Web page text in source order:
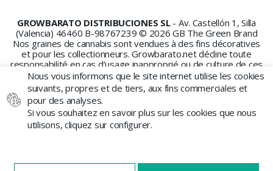
GROWBARATO DISTRIBUCIONES SL - Av. Castellón 1, Silla
(Valencia) 46460 B-98767239 © 2026 GB The Green Brand
Nos graines de cannabis sont vendues à des fins décoratives
et pour les collectionneurs. Growbarato.net décline toute
responsabilité en cas d’usage inapproprié ou de culture de ces
graines.
Nous vous informons que le site internet utilise les cookies
suivants, propres et de tiers, aux fins commerciales et
pour des analyses.
Si vous souhaitez en savoir plus sur les cookies que nous
utilisons, cliquez sur configurer.